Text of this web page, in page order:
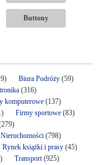
Buttony
Biura Podróży(59)
(316)
komputerowe(137)
Firmy sportowe(83)
Nieruchomości(798)
Rynek książki i prasy(45)
Transport(925)